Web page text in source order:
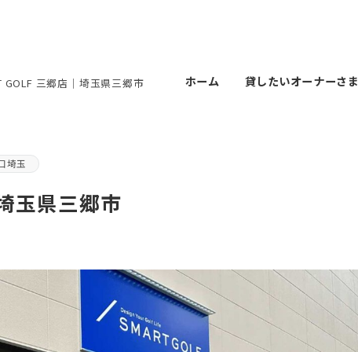
ホーム 貸したいオーナーさま
GOLF 三郷店｜埼玉県三郷市
埼玉
玉県三郷市